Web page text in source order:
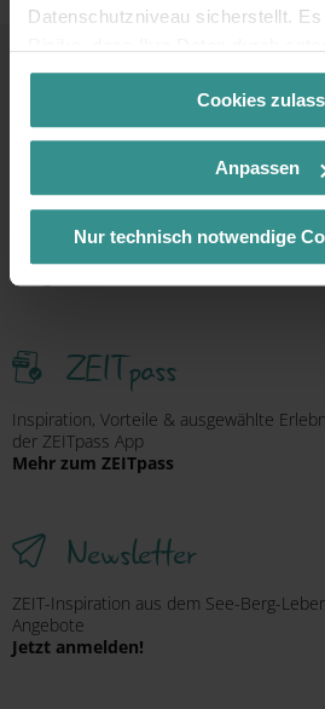
Datenschutzniveau sicherstellt.
Anordnungen gegenüber den
Meta) dem Zugriff durch US-
Überwachungszwecken
wirksamen Rechtsbehelfe zur
Ihrem Klick auf „Cookies (inkl.
von Drittanbietern (auch in den
Deaktivierung finden Sie in
Datenschutzerklärung
Cookies
Anpassen
Nur technisch notwendige
Kontakt & Service
+43 4246 37444
Mail
info@mbn-tourismus.at
ZEITpass
Inspiration, Vorteile & ausgewählte
der ZEITpass App
Mehr zum ZEITpass
Newsletter
ZEIT-Inspiration aus dem See-Berg-
Angebote
Jetzt anmelden!